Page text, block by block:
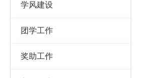
学风建设
团学工作
奖助工作